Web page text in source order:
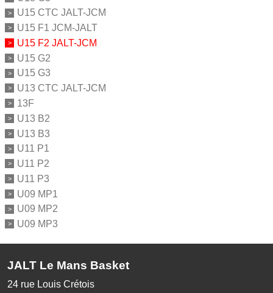
U15 CTC JALT-JCM
U15 F1 JCM-JALT
U15 F2 JALT-JCM
U15 G2
U15 G3
U13 CTC JALT-JCM
13F
U13 B2
U13 B3
U11 P1
U11 P2
U11 P3
U09 MP1
U09 MP2
U09 MP3
JALT Le Mans Basket
24 rue Louis Crétois